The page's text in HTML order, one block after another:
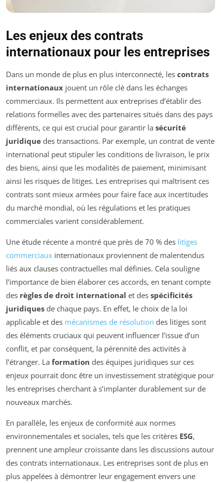
Les enjeux des contrats
internationaux pour les entreprises
Dans un monde de plus en plus interconnecté, les contrats
internationaux jouent un rôle clé dans les échanges
commerciaux. Ils permettent aux entreprises d’établir des
relations formelles avec des partenaires situés dans des pays
différents, ce qui est crucial pour garantir la sécurité
juridique des transactions. Par exemple, un contrat de vente
international peut stipuler les conditions de livraison, le prix
des biens, ainsi que les modalités de paiement, minimisant
ainsi les risques de litiges. Les entreprises qui maîtrisent ces
contrats sont mieux armées pour faire face aux incertitudes
du marché mondial, où les régulations et les pratiques
commerciales varient considérablement.
Une étude récente a montré que près de 70 % des litiges
commerciaux internationaux proviennent de malentendus
liés aux clauses contractuelles mal définies. Cela souligne
l’importance de bien élaborer ces accords, en tenant compte
des règles de droit international et des spécificités
juridiques de chaque pays. En effet, le choix de la loi
applicable et des mécanismes de résolution des litiges sont
des éléments cruciaux qui peuvent influencer l’issue d’un
conflit, et par conséquent, la pérennité des activités à
l’étranger. La formation des équipes juridiques sur ces
enjeux pourrait donc être un investissement stratégique pour
les entreprises cherchant à s’implanter durablement sur de
nouveaux marchés.
En parallèle, les enjeux de conformité aux normes
environnementales et sociales, tels que les critères ESG,
prennent une ampleur croissante dans les discussions autour
des contrats internationaux. Les entreprises sont de plus en
plus appelées à démontrer leur engagement envers une